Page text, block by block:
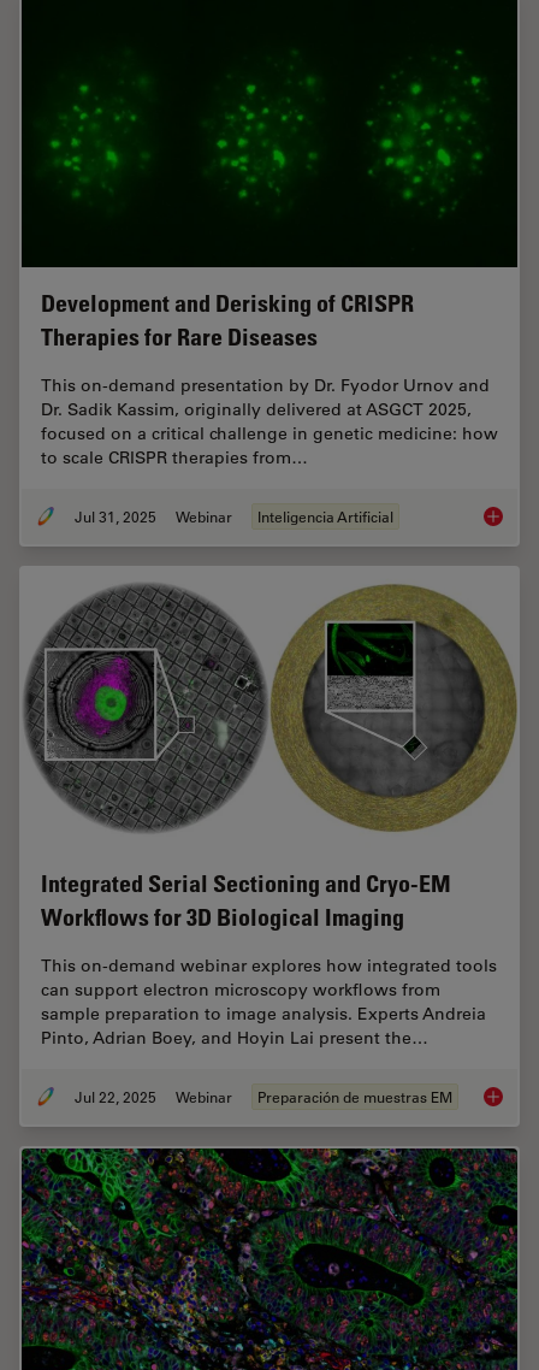
Development and Derisking of CRISPR
Therapies for Rare Diseases
This on-demand presentation by Dr. Fyodor Urnov and
Dr. Sadik Kassim, originally delivered at ASGCT 2025,
focused on a critical challenge in genetic medicine: how
to scale CRISPR therapies from…
Jul 31, 2025 Webinar Inteligencia Artificial
Integrated Serial Sectioning and Cryo-EM
Workflows for 3D Biological Imaging
This on-demand webinar explores how integrated tools
can support electron microscopy workflows from
sample preparation to image analysis. Experts Andreia
Pinto, Adrian Boey, and Hoyin Lai present the…
Jul 22, 2025 Webinar Preparación de muestras EM